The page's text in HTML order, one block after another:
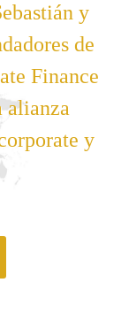
y
de
Finance
alianza
y